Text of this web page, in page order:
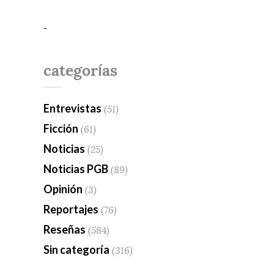
-
categorías
Entrevistas (51)
Ficción (61)
Noticias (25)
Noticias PGB (89)
Opinión (3)
Reportajes (76)
Reseñas (584)
Sin categoría (316)